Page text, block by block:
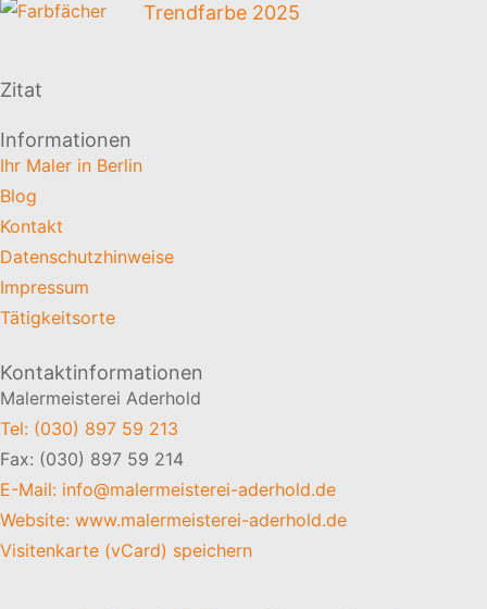
Trendfarbe 2025
Zitat
Wenn die Zeit kommt, in der man könnte, ist die
vorüber, in der man kann.
Marie von Ebner-Eschenbach
Informationen
Ihr Maler in Berlin
Blog
Kontakt
Datenschutzhinweise
Impressum
Tätigkeitsorte
Kontaktinformationen
Malermeisterei Aderhold
Tel: (030) 897 59 213
Fax: (030) 897 59 214
E-Mail: info@malermeisterei-aderhold.de
Website: www.malermeisterei-aderhold.de
Visitenkarte (vCard) speichern